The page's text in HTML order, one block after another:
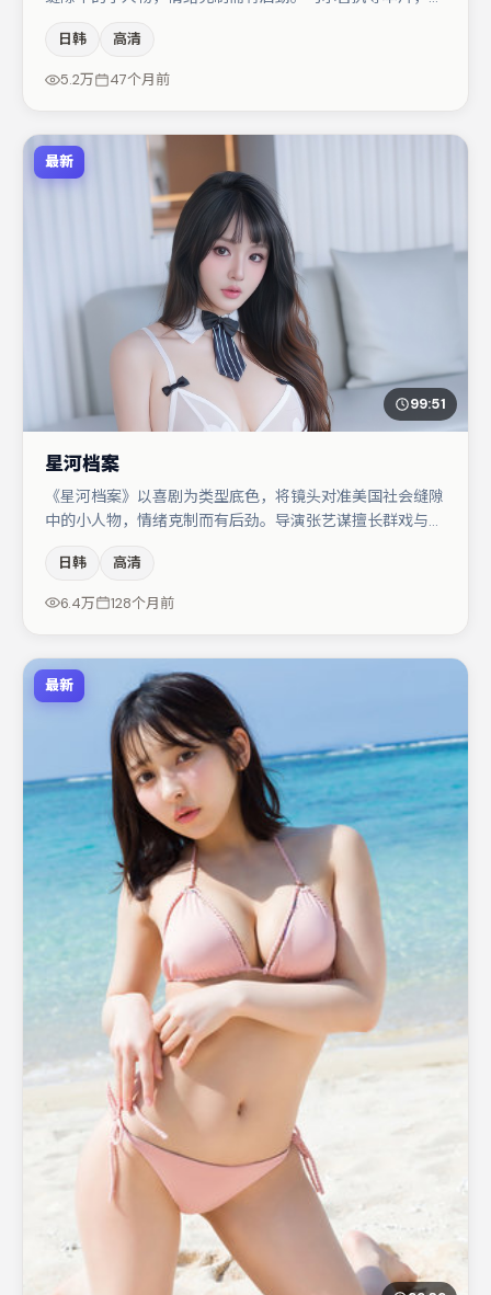
当。章子怡与秦海璐的对手戏构成全片情感锚点，弗洛伦丝
·皮尤则以细节塑造推动谜题层层揭开。整体完成度较高，
适合周末一口气追完。
日韩 高清
5.2万 47个月前
最新
99:51
星河档案
《星河档案》以喜剧为类型底色，将镜头对准美国社会缝隙
中的小人物，情绪克制而有后劲。导演张艺谋擅长群戏与空
括汤唯、王千源、木村拓哉等，角色动机前后呼应，适合喜
欢抠台词与伏笔的观众。节奏紧凑、反转有度，值得列入片
日韩 高清
6.4万 128个月前
最新